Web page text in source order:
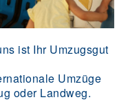
ist Ihr Umzugsgut
Umzüge
oder Landweg.